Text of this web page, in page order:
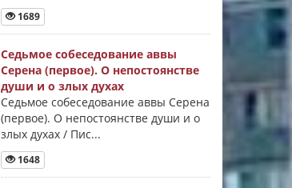
1689
Седьмое собеседование аввы
Серена (первое). О непостоянстве
души и о злых духах
Седьмое собеседование аввы Серена
(первое). О непостоянстве души и о
злых духах / Пис...
1648